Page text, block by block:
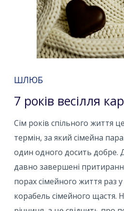
ШЛЮБ
7 років весілля
Сім років спільного життя
термін, за який сімейна
один одного досить добре.
давно завершені
порах сімейного життя раз
корабель сімейного щастя.